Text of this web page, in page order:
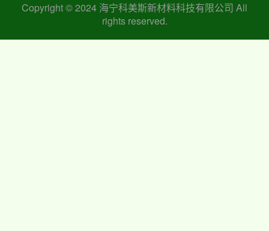
Copyright © 2024 海宁科美斯新材料科技有限公司 All
rights reserved.